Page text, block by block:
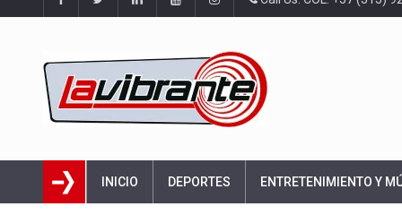
INICIO DEPORTES ENTRETENIMIENTO Y